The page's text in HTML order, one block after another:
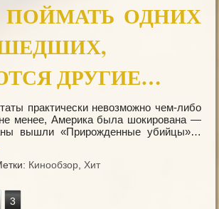
ОДНИХ
ДРУГИЕ…
практически невозможно чем-либо
менее, Америка была шокирована —
вышли «Прирожденные убийцы»…
Кинообзор,Хит
3